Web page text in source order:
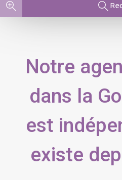
Notre
dans la
est
existe